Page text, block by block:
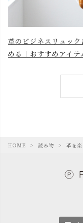
革のビジネスリュッ
める｜おすすめアイテ
HOME 読み物 革を